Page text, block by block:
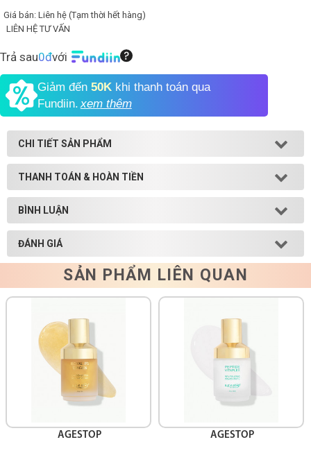
Shop All Brand A-
Z
Giá bán: Liên hệ (Tạm thời hết hàng)
LIÊN HỆ TƯ VẤN
Trả sau0đvới
Giảm đến 50K khi thanh toán qua
Fundiin. xem thêm
CHI TIẾT SẢN PHẨM
THANH TOÁN & HOÀN TIỀN
BÌNH LUẬN
ĐÁNH GIÁ
SẢN PHẨM LIÊN QUAN
AGESTOP AGESTOP